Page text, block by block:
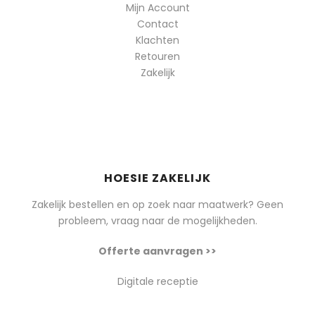
Mijn Account
Contact
Klachten
Retouren
Zakelijk
HOESIE ZAKELIJK
Zakelijk bestellen en op zoek naar maatwerk? Geen
probleem, vraag naar de mogelijkheden.
Offerte aanvragen >>
Digitale receptie